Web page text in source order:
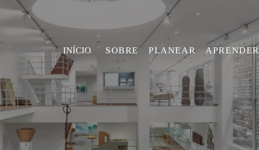
INÍCIO SOBRE PLANEAR APRENDER